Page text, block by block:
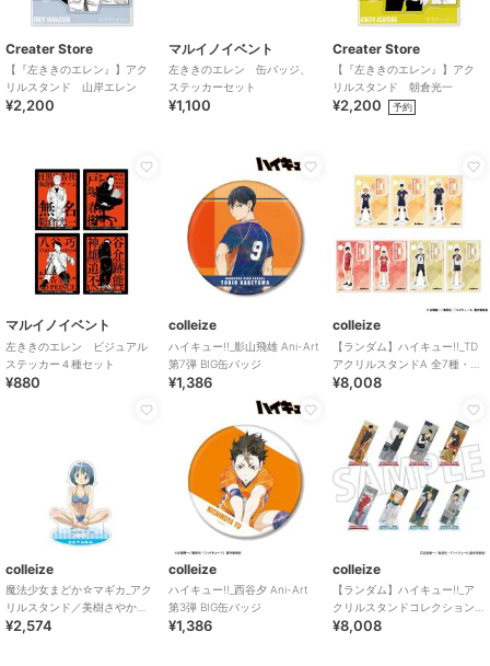
Creater Store
【『左ききのエレン』】アク
リルスタンド 山岸エレン
¥2,200
マルイノイベント
左ききのエレン 缶バッジ、
ステッカーセット
¥1,100
Creater Store
【『左ききのエレン』】アク
リルスタンド 朝倉光一
¥2,200 予約
マルイノイベント
左ききのエレン ビジュアル
ステッカー４種セット
¥880
colleize
ハイキュー!!_影山飛雄 Ani-Art
第7弾 BIG缶バッジ
¥1,386
colleize
【ランダム】ハイキュー!!_TD
アクリルスタンドA 全7種・
BOX【コンプリートBOX／7個
¥8,008
colleize
魔法少女まどか☆マギカ_アク
リルスタンド／美樹さやか
（水着）
¥2,574
colleize
ハイキュー!!_西谷夕 Ani-Art
第3弾 BIG缶バッジ
¥1,386
colleize
【ランダム】ハイキュー!!_ア
クリルスタンドコレクション/
音駒高校・伊達工業高校
¥8,008